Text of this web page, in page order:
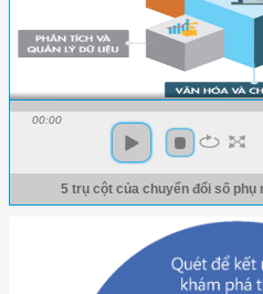
00:00
5 trụ cột của chuyển đổi số